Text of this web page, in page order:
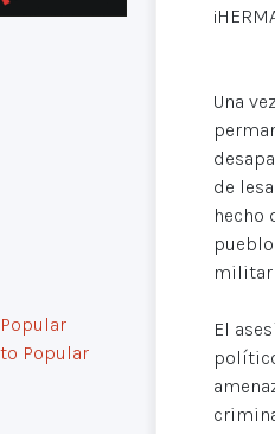
Popular
Una
de
hecho
militar
El